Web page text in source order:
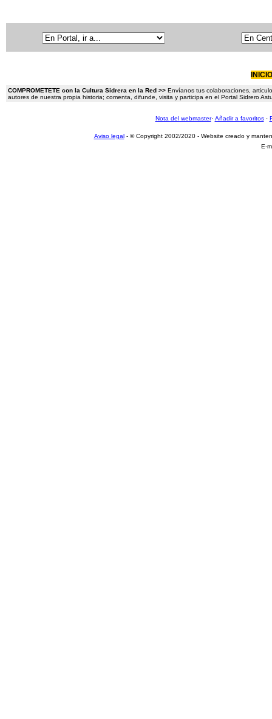
INICIO
COMPROMETETE con la Cultura Sidrera en la Red >> Envíanos tus colaboraciones,
autores de nuestra propia historia; comenta, difunde, visita y participa en el Portal Sidrero
Nota del webmaster· Añadir a favoritos·
Aviso legal- © Copyright 2002/2020 - Website creado y
E-